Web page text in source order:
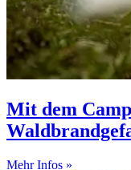
Mit dem
Mehr Infos »